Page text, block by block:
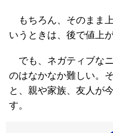
もちろん、そのまま
いうときは、後で値上
でも、ネガティブな
のはなかなか難しい。
と、親や家族、友人が
す。